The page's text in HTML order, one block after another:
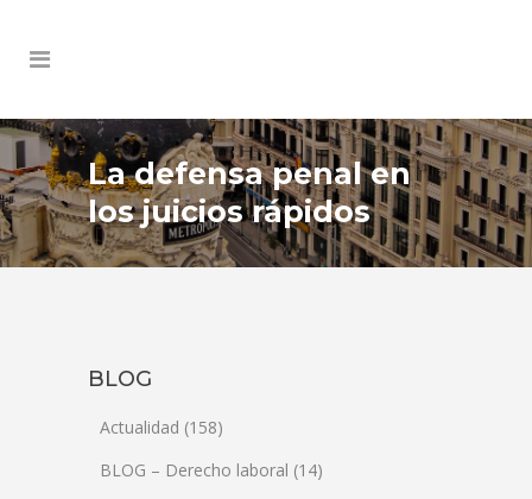
La defensa penal en
los juicios rápidos
BLOG
Actualidad (158)
BLOG – Derecho laboral (14)